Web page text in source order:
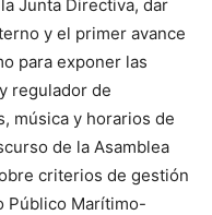
Junta Directiva, dar
y el primer avance
para exponer las
regulador de
música y horarios de
de la Asamblea
criterios de gestión
Público Marítimo-